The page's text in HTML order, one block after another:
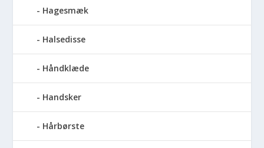
Hagesmæk
Halsedisse
Håndklæde
Handsker
Hårbørste